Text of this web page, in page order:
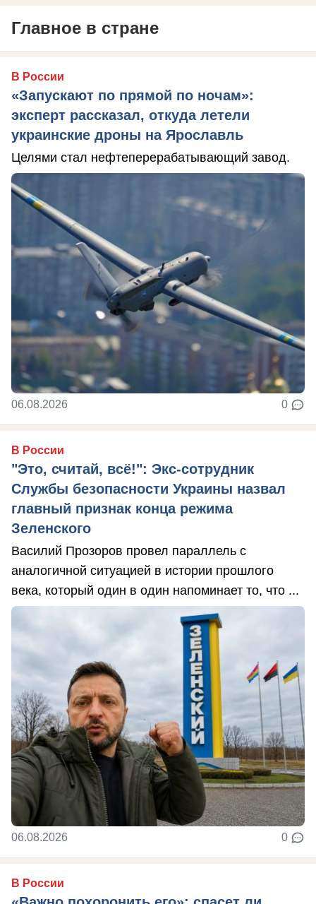
Главное в стране
В России
«Запускают по прямой по ночам»:
эксперт рассказал, откуда летели
украинские дроны на Ярославль
Целями стал нефтеперерабатывающий завод.
06.08.2026 0
В России
"Это, считай, всё!": Экс-сотрудник
Службы безопасности Украины назвал
главный признак конца режима
Зеленского
Василий Прозоров провел параллель с
аналогичной ситуацией в истории прошлого
века, который один в один напоминает то, что ...
06.08.2026 0
В России